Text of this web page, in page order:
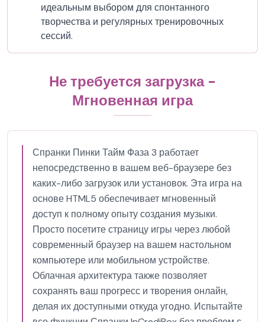
идеальным выбором для спонтанного
творчества и регулярных тренировочных
сессий.
Не требуется загрузка -
Мгновенная игра
Спранки Пинки Тайм Фаза 3 работает
непосредственно в вашем веб-браузере без
каких-либо загрузок или установок. Эта игра на
основе HTML5 обеспечивает мгновенный
доступ к полному опыту создания музыки.
Просто посетите страницу игры через любой
современный браузер на вашем настольном
компьютере или мобильном устройстве.
Облачная архитектура также позволяет
сохранять ваш прогресс и творения онлайн,
делая их доступными откуда угодно. Испытайте